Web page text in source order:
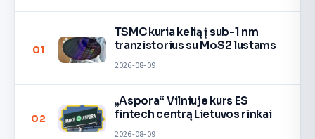
01
TSMC kuria kelią į sub-1 nm
tranzistorius su MoS2 lustams
2026-08-09
02
„Aspora“ Vilniuje kurs ES
fintech centrą Lietuvos rinkai
2026-08-09